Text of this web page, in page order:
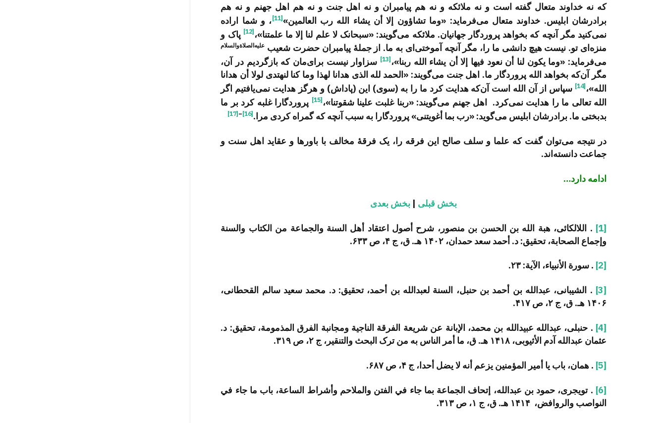
که نه خداوند متعال گفته است و نه ملائکه و نه هم پیامبران و نه اهل جنت و نه هم اهل جهنم و نه هم
برادرشان ابلیس. خداوند متعال می‌فرماید: «وما تشاؤون إلا أن یشاء الله رب العالمین»[11]
، و شما اراده
نمی‌کنید مگر آنچه که بخواهد پروردگار جهانیان. ملائکه می‌گویند: «سبحانک لا علم لنا إلا ما علمتنا»،[12]
پاک و
منزه‌ای تو. نیست هیچ دانشی ما را، مگر آنچه آموختی‌ای به ما. از جملۀ پیامبران حضرت شعیب علیه‌الصلاة‌والسلام
می‌فرماید: «وما یکون لنا أن نعود فیها إلا أن یشاء الله ربنا»،[13]
سزاوار نیست برای‌مان که بازگردیم در آن،
مگر آن‌که بخواهد الله پروردگار ما. اهل جنت می‌گویند: «الحمد لله الذی هدانا لهذا وما کنا لنهتدی لولا أن هدانا
الله»،[14]
سپاس از آن الله است آن‌که هدایت کرد ما را به (سوی) این (پاداش) و هرگز هدایت نمی‌یافتیم اگر
الله تعالی ما را هدایت نمی‌کرد. اهل جهنم می‌گویند: «ربنا غلبت علینا شقوتنا»،[15]
پروردگارا غلبه کرد بر ما
بدبختی ما. برادرشان ابلیس می‌گوید: «رب بما أغویتنی» پروردگارا به سبب آنچه که گمراه کردی مرا.[16]
–
[17]
در نتیجه می‌توان گفت که علما و سلف صالح این فرقه را، یک فرقۀ مخالف با باورها و عقاید اهل سنت و
جماعت دانسته‌اند.
ادامه دارد…
بخش قبلی | بخش بعدی
[1]
. اللالکائی، هبة الله بن الحسن بن منصور، شرح أصول اعتقاد أهل السنة والجماعة من الکتاب والسنة
وإجماع الصحابة، تحقیق: د. أحمد سعد حمدان، ۱۴۰۲ هـ. ق، ج ۴، ص ۶۳۳.
[2] . سورة الأنبیاء، الآیة: ۲۳.
[3]
. الشیبانی، عبدالله بن أحمد بن حنبل، السنة لعبدالله بن أحمد، تحقیق: د. محمد سعید سالم القحطانی،
۱۴۰۶ هـ. ق، ج ۲، ص ۴۱۷.
[4]
. حنبلی، عبدالله عبیدالله بن محمد، الإبانة عن شریعة الفرقة الناجیة ومجانبة الفرق المذمومة، تحقیق: د.
عثمان عبدالله آدم الأثیوبی، ۱۴۱۸ هـ. ق، ما أمر الناس به من ترک البحث والتنقیر، ج ۲، ص ۳۱۹.
[5] . همان، باب یا أمیر المؤمنین یزعم أنه لا یضل أحدا، ج ۴، ص ۶۸۷.
[6]
. تویجری، حمود بن عبدالله، إتحاف الجماعة بما جاء في الفتن والملاحم وأشراط الساعة، باب ما جاء في
النواصب والروافض، ۱۴۱۴ هـ. ق، ج ۱، ص ۳۱۳.